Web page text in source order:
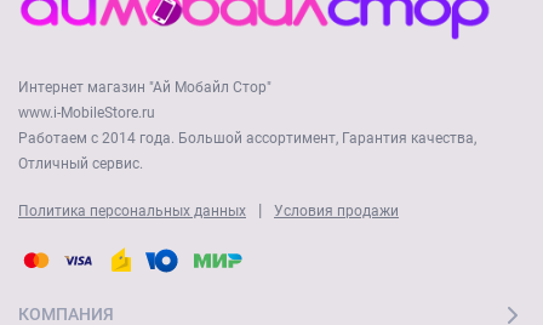
Интернет магазин "Ай Мобайл Стор"
www.i-MobileStore.ru
Работаем с 2014 года. Большой ассортимент, Гарантия качества,
Отличный сервис.
Политика персональных данных | Условия продажи
КОМПАНИЯ